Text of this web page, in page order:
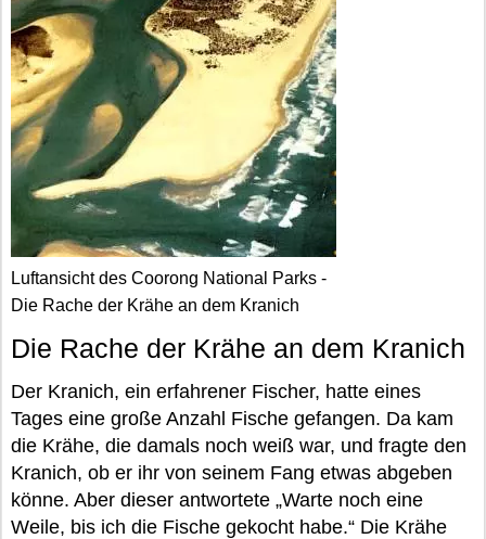
Luftansicht des Coorong National Parks -
Die Rache der Krähe an dem Kranich
Die Rache der Krähe an dem Kranich
Der Kranich, ein erfahrener Fischer, hatte eines
Tages eine große Anzahl Fische gefangen. Da kam
die Krähe, die damals noch weiß war, und fragte den
Kranich, ob er ihr von seinem Fang etwas abgeben
könne. Aber dieser antwortete „Warte noch eine
Weile, bis ich die Fische gekocht habe.“ Die Krähe